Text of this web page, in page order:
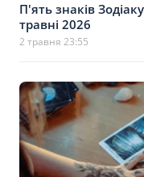
П'ять знаків
травні 2026
2 травня 23:55